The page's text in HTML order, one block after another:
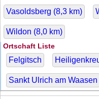
Vasoldsberg (8,3 km)
Wildon (8,0 km)
Ortschaft Liste
Felgitsch
Sankt Ulrich am Waasen